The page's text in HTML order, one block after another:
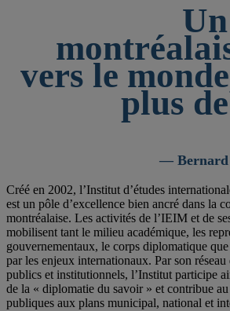
vers le
plus
— Bernard
Créé en 2002, l’Institut d’études
est un pôle d’excellence bien ancré dans la
montréalaise. Les activités de l’IEIM et de
mobilisent tant le milieu académique, les
gouvernementaux, le corps diplomatique
par les enjeux internationaux. Par son réseau
publics et institutionnels, l’Institut participe
de la « diplomatie du savoir » et contribue
publiques aux plans municipal, national et